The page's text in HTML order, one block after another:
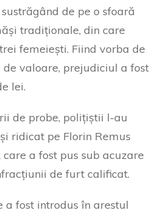
de pe o sfoară
tradiționale, din care
femeiești. Fiind vorba de
valoare, prejudiciul a fost
lei.
de probe, polițiștii l-au
ridicat pe Florin Remus
a fost pus sub acuzare
de furt calificat.
fost introdus în arestul